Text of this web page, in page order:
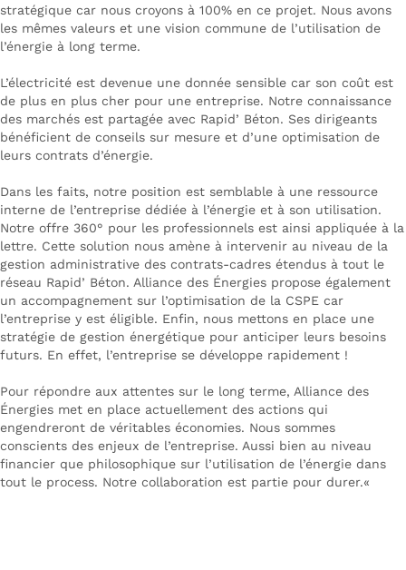
stratégique car nous croyons à 100% en ce projet. Nous avons
les mêmes valeurs et une vision commune de l’utilisation de
l’énergie à long terme.
L’électricité est devenue une donnée sensible car son coût est
de plus en plus cher pour une entreprise. Notre connaissance
des marchés est partagée avec Rapid’ Béton. Ses dirigeants
bénéficient de conseils sur mesure et d’une optimisation de
leurs contrats d’énergie.
Dans les faits, notre position est semblable à une ressource
interne de l’entreprise dédiée à l’énergie et à son utilisation.
Notre offre 360° pour les professionnels est ainsi appliquée à la
lettre. Cette solution nous amène à intervenir au niveau de la
gestion administrative des contrats-cadres étendus à tout le
réseau Rapid’ Béton. Alliance des Énergies propose également
un accompagnement sur l’optimisation de la CSPE car
l’entreprise y est éligible. Enfin, nous mettons en place une
stratégie de gestion énergétique pour anticiper leurs besoins
futurs. En effet, l’entreprise se développe rapidement !
Pour répondre aux attentes sur le long terme, Alliance des
Énergies met en place actuellement des actions qui
engendreront de véritables économies. Nous sommes
conscients des enjeux de l’entreprise. Aussi bien au niveau
financier que philosophique sur l’utilisation de l’énergie dans
tout le process. Notre collaboration est partie pour durer.«